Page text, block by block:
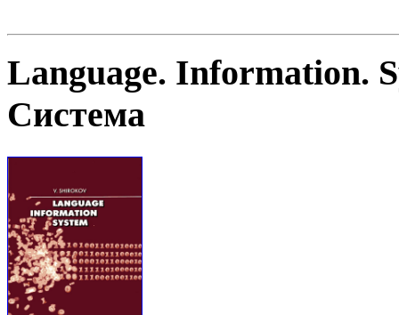
Language. Information.
Система